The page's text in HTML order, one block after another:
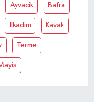
Ayvacik Bafra
İlkadim Kavak
Terme